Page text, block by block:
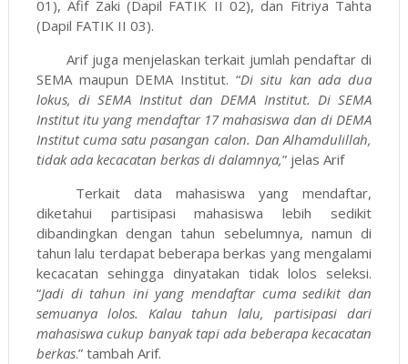
01), Afif Zaki (Dapil FATIK II 02), dan Fitriya Tahta
(Dapil FATIK II 03).
Arif juga menjelaskan terkait jumlah pendaftar di
SEMA maupun DEMA Institut. “Di situ kan ada dua
lokus, di SEMA Institut dan DEMA Institut. Di SEMA
Institut itu yang mendaftar 17 mahasiswa dan di DEMA
Institut cuma satu pasangan calon. Dan Alhamdulillah,
tidak ada kecacatan berkas di dalamnya,” jelas Arif
Terkait data mahasiswa yang mendaftar,
diketahui partisipasi mahasiswa lebih sedikit
dibandingkan dengan tahun sebelumnya, namun di
tahun lalu terdapat beberapa berkas yang mengalami
kecacatan sehingga dinyatakan tidak lolos seleksi.
“Jadi di tahun ini yang mendaftar cuma sedikit dan
semuanya lolos. Kalau tahun lalu, partisipasi dari
mahasiswa cukup banyak tapi ada beberapa kecacatan
berkas.” tambah Arif.